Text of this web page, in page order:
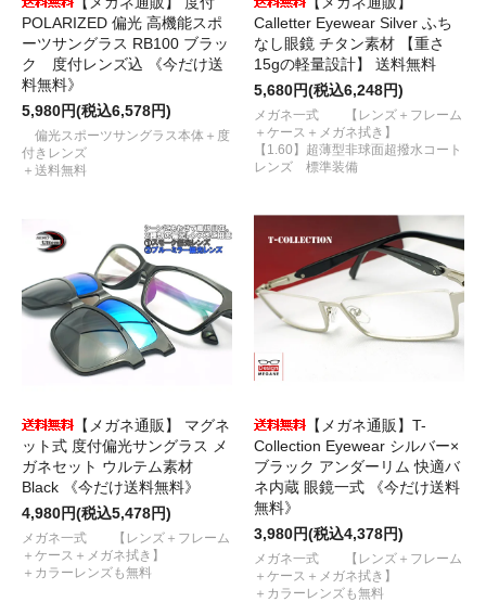
POLARIZED 偏光 高機能スポ
ーツサングラス RB100 ブラッ
ク 度付レンズ込 《今だけ送
料無料》
5,980円(税込6,578円)
偏光スポーツサングラス本体＋度
付きレンズ
＋送料無料
Calletter Eyewear Silver ふち
なし眼鏡 チタン素材 【重さ
15gの軽量設計】 送料無料
5,680円(税込6,248円)
メガネ一式 【レンズ＋フレーム
＋ケース＋メガネ拭き】
【1.60】超薄型非球面超撥水コート
レンズ 標準装備
【メガネ通販】 マグネ
ット式 度付偏光サングラス メ
ガネセット ウルテム素材
Black 《今だけ送料無料》
4,980円(税込5,478円)
メガネ一式 【レンズ＋フレーム
＋ケース＋メガネ拭き】
＋カラーレンズも無料
【メガネ通販】T-
Collection Eyewear シルバー×
ブラック アンダーリム 快適バ
ネ内蔵 眼鏡一式 《今だけ送料
無料》
3,980円(税込4,378円)
メガネ一式 【レンズ＋フレーム
＋ケース＋メガネ拭き】
＋カラーレンズも無料